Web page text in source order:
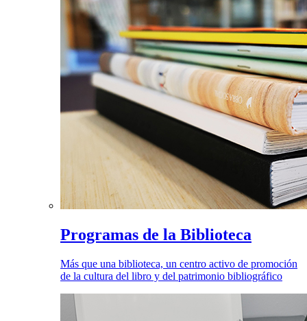
Programas de la Biblioteca
Más que una biblioteca, un centro activo de promoción
de la cultura del libro y del patrimonio bibliográfico